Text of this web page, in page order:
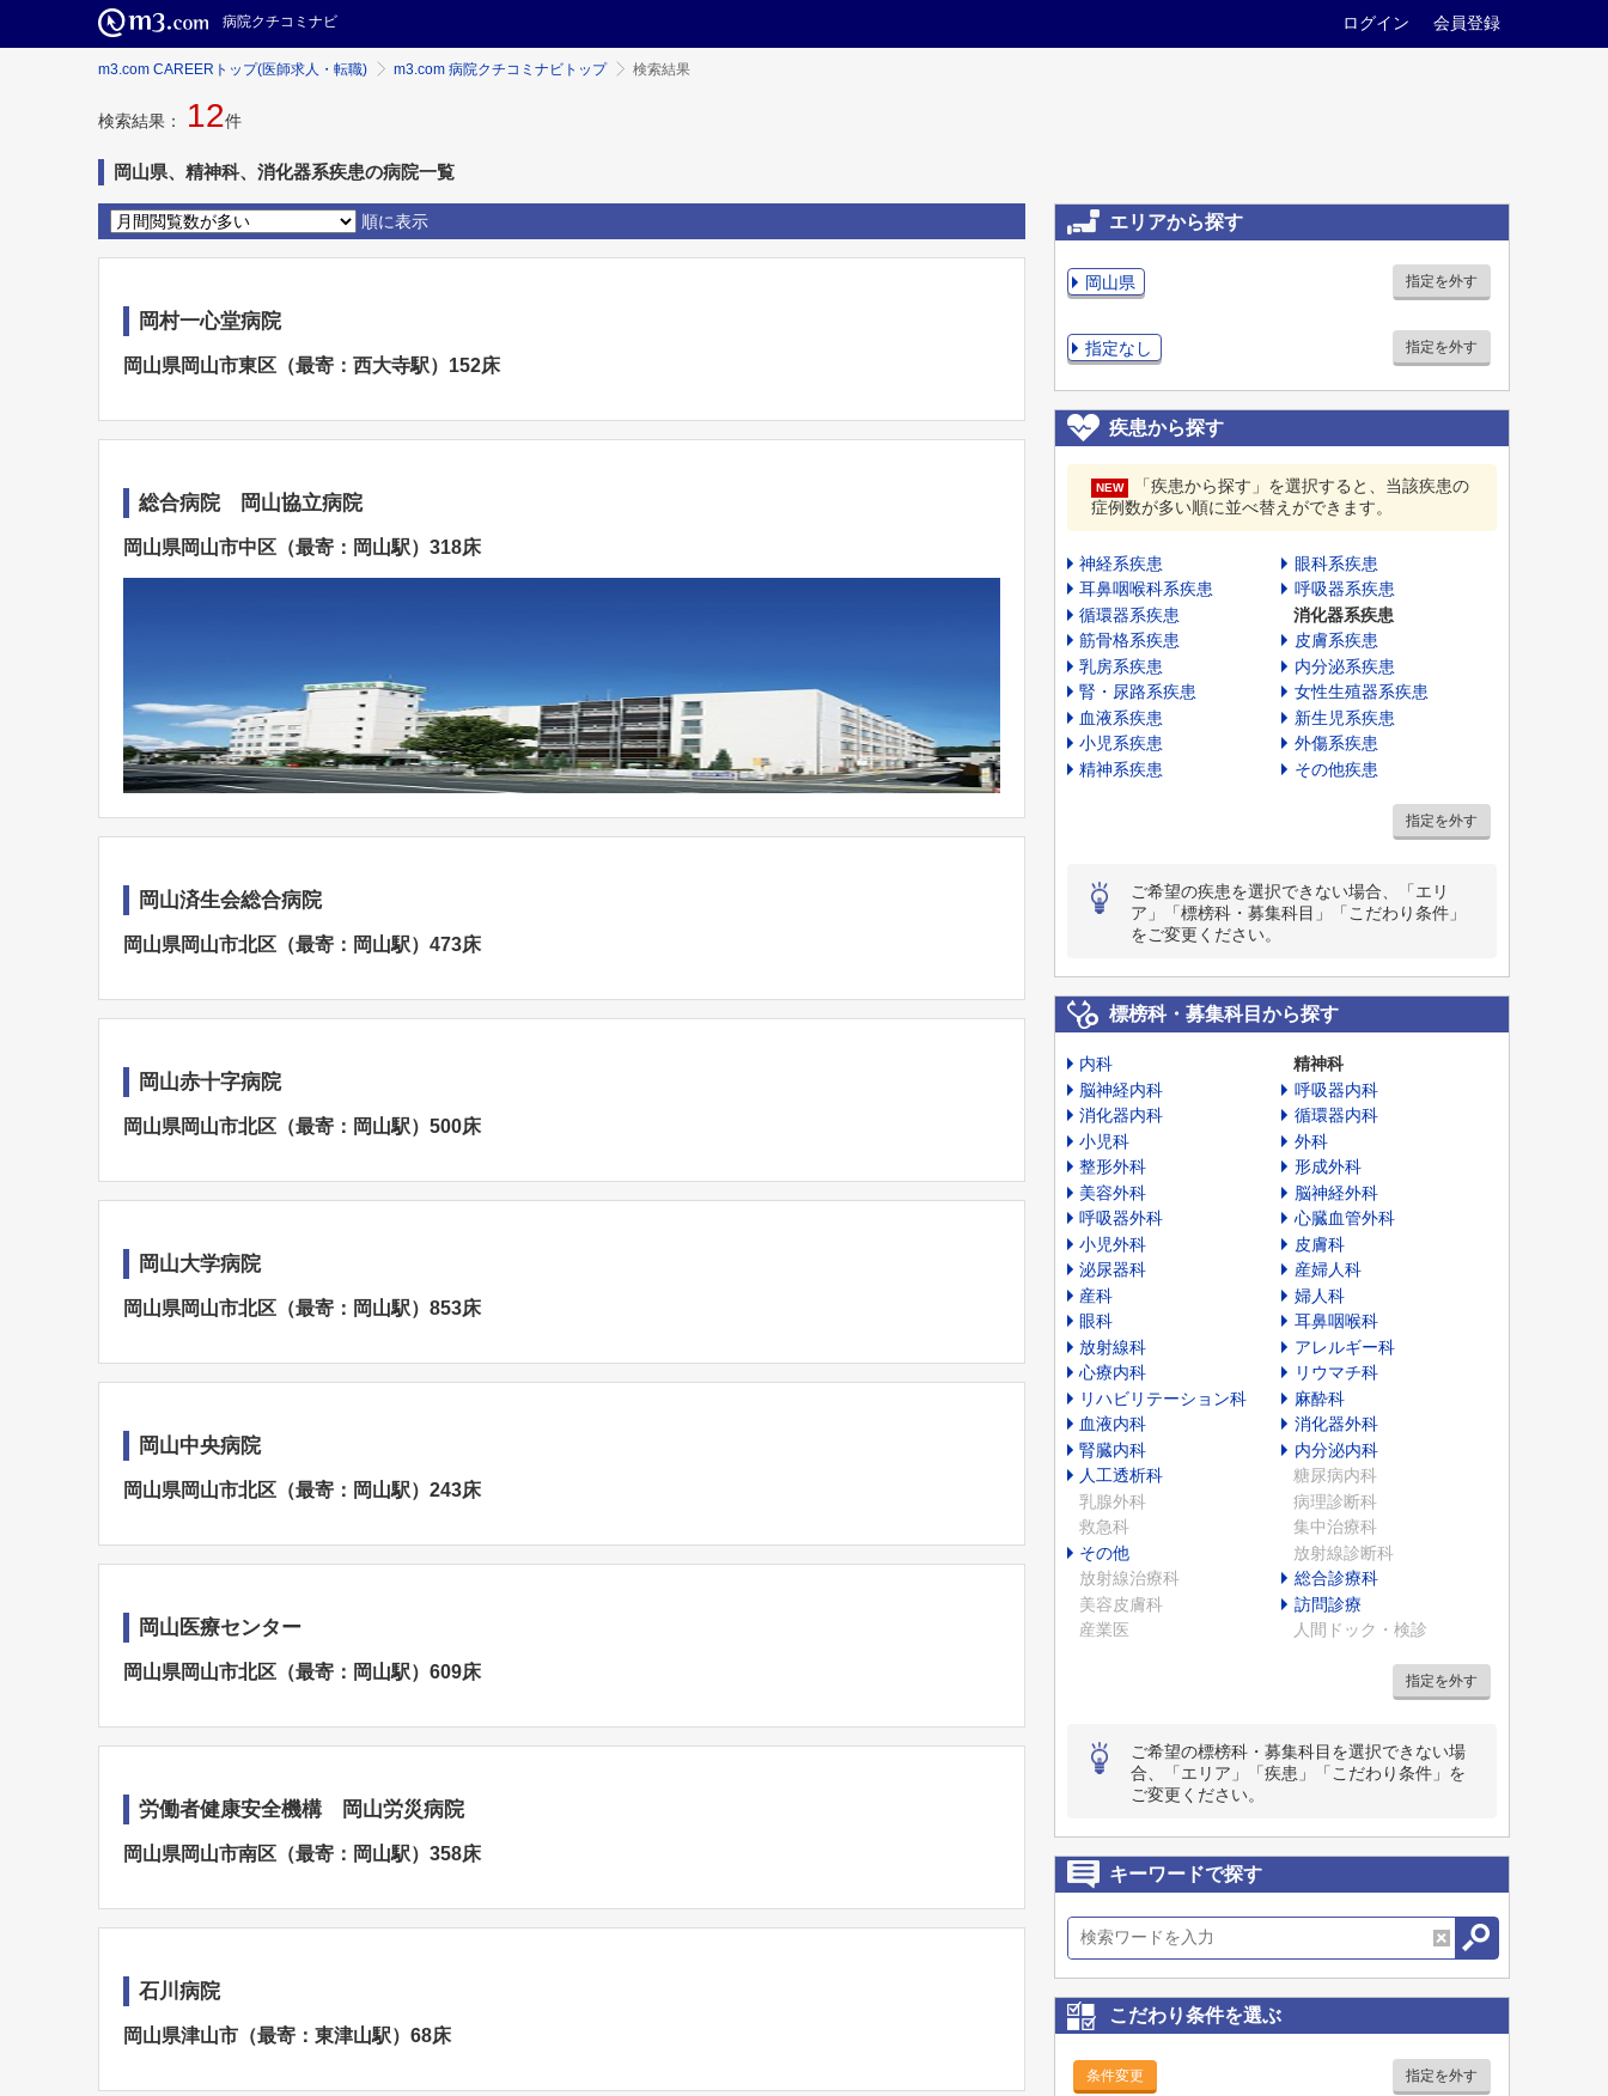
病院クチコミナビ ログイン 会員登録
m3.com CAREERトップ(医師求人・転職) m3.com 病院クチコミナビトップ 検索結果
検索結果： 12件
岡山県、精神科、消化器系疾患の病院一覧
順に表示
岡村一心堂病院
岡山県岡山市東区（最寄：西大寺駅）152床
総合病院 岡山協立病院
岡山県岡山市中区（最寄：岡山駅）318床
岡山済生会総合病院
岡山県岡山市北区（最寄：岡山駅）473床
岡山赤十字病院
岡山県岡山市北区（最寄：岡山駅）500床
岡山大学病院
岡山県岡山市北区（最寄：岡山駅）853床
岡山中央病院
岡山県岡山市北区（最寄：岡山駅）243床
岡山医療センター
岡山県岡山市北区（最寄：岡山駅）609床
労働者健康安全機構 岡山労災病院
岡山県岡山市南区（最寄：岡山駅）358床
石川病院
岡山県津山市（最寄：東津山駅）68床
エリアから探す
岡山県 指定を外す
指定なし 指定を外す
疾患から探す
NEW
「疾患から探す」を選択すると、当該疾患の
症例数が多い順に並べ替えができます。
神経系疾患
眼科系疾患
耳鼻咽喉科系疾患
呼吸器系疾患
循環器系疾患
消化器系疾患
筋骨格系疾患
皮膚系疾患
乳房系疾患
内分泌系疾患
腎・尿路系疾患
女性生殖器系疾患
血液系疾患
新生児系疾患
小児系疾患
外傷系疾患
精神系疾患
その他疾患
指定を外す
ご希望の疾患を選択できない場合、「エリ
ア」「標榜科・募集科目」「こだわり条件」
をご変更ください。
標榜科・募集科目から探す
内科
精神科
脳神経内科
呼吸器内科
消化器内科
循環器内科
小児科
外科
整形外科
形成外科
美容外科
脳神経外科
呼吸器外科
心臓血管外科
小児外科
皮膚科
泌尿器科
産婦人科
産科
婦人科
眼科
耳鼻咽喉科
放射線科
アレルギー科
心療内科
リウマチ科
リハビリテーション科
麻酔科
血液内科
消化器外科
腎臓内科
内分泌内科
人工透析科
糖尿病内科
乳腺外科
病理診断科
救急科
集中治療科
その他
放射線診断科
放射線治療科
総合診療科
美容皮膚科
訪問診療
産業医
人間ドック・検診
指定を外す
ご希望の標榜科・募集科目を選択できない場
合、「エリア」「疾患」「こだわり条件」を
ご変更ください。
キーワードで探す
こだわり条件を選ぶ
条件変更 指定を外す